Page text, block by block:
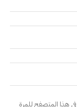
في هذا المتصفح للمرة